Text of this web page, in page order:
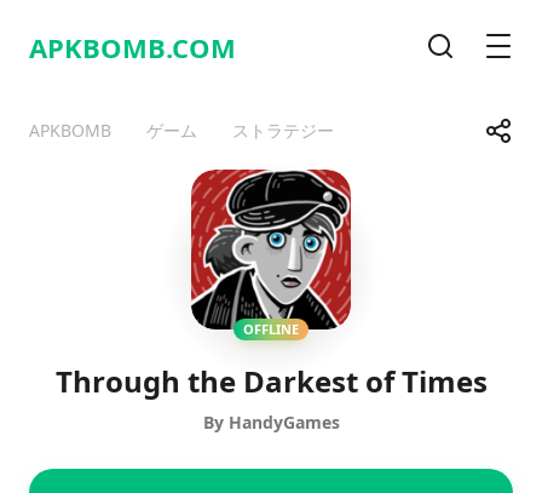
APKBOMB.COM
APKBOMB ゲーム ストラテジー 共有
TelegramFacebook
OFFLINE
Through the Darkest of Times
By HandyGames